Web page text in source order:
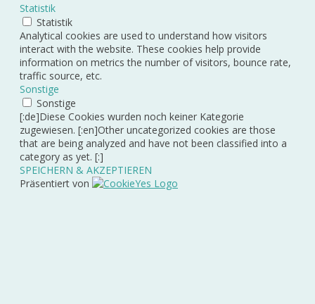
Statistik
Statistik
Analytical cookies are used to understand how visitors
interact with the website. These cookies help provide
information on metrics the number of visitors, bounce rate,
traffic source, etc.
Sonstige
Sonstige
[:de]Diese Cookies wurden noch keiner Kategorie
zugewiesen. [:en]Other uncategorized cookies are those
that are being analyzed and have not been classified into a
category as yet. [:]
SPEICHERN & AKZEPTIEREN
Präsentiert von